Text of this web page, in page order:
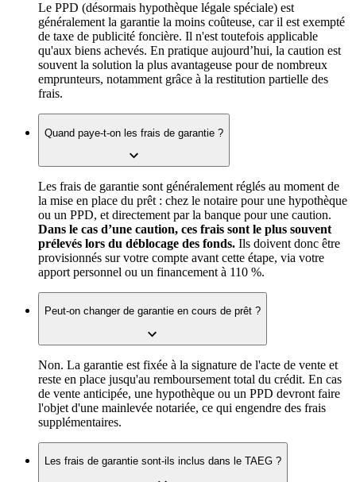
Le PPD (désormais hypothèque légale spéciale) est
généralement la garantie la moins coûteuse, car il est exempté
de taxe de publicité foncière. Il n'est toutefois applicable
qu'aux biens achevés. En pratique aujourd’hui, la caution est
souvent la solution la plus avantageuse pour de nombreux
emprunteurs, notamment grâce à la restitution partielle des
frais.
Quand paye-t-on les frais de garantie ?
Les frais de garantie sont généralement réglés au moment de
la mise en place du prêt : chez le notaire pour une hypothèque
ou un PPD, et directement par la banque pour une caution.
Dans le cas d’une caution, ces frais sont le plus souvent
prélevés lors du déblocage des fonds. Ils doivent donc être
provisionnés sur votre compte avant cette étape, via votre
apport personnel ou un financement à 110 %.
Peut-on changer de garantie en cours de prêt ?
Non. La garantie est fixée à la signature de l'acte de vente et
reste en place jusqu'au remboursement total du crédit. En cas
de vente anticipée, une hypothèque ou un PPD devront faire
l'objet d'une mainlevée notariée, ce qui engendre des frais
supplémentaires.
Les frais de garantie sont-ils inclus dans le TAEG ?